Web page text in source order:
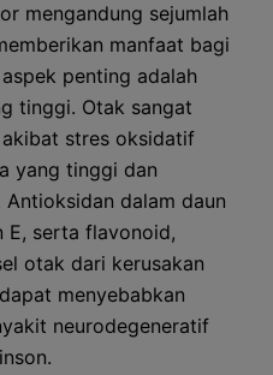
mengandung sejumlah
manfaat bagi
penting adalah
tinggi. Otak sangat
stres oksidatif
yang tinggi dan
dalam daun
E, serta flavonoid,
otak dari kerusakan
menyebabkan
neurodegeneratif